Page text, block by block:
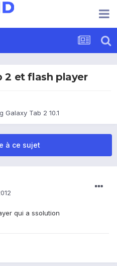
2 et flash player
Galaxy Tab 2 10.1
à ce sujet
qui a ssolution